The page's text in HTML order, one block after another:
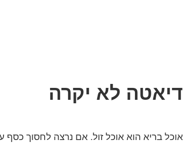
דיאטה לא יקרה
אוכל בריא הוא אוכל זול. אם נרצה לחסוך כסף